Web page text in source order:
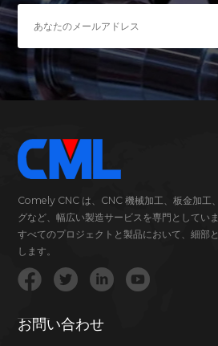
Comely CNC は、CNC 機械加工、板金加工
グなど、幅広い製造サービスを専門としてい
すべてのプロジェクトと製品において、細部
します。
お問い合わせ